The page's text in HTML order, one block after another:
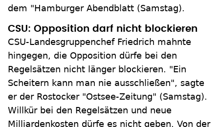
dem "Hamburger Abendblatt (Samstag).
CSU: Opposition darf nicht blockieren
CSU-Landesgruppenchef Friedrich mahnte
hingegen, die Opposition dürfe bei den
Regelsätzen nicht länger blockieren. "Ein
Scheitern kann man nie ausschließen", sagte
er der Rostocker "Ostsee-Zeitung" (Samstag).
Willkür bei den Regelsätzen und neue
Milliardenkosten dürfe es nicht geben. Von der